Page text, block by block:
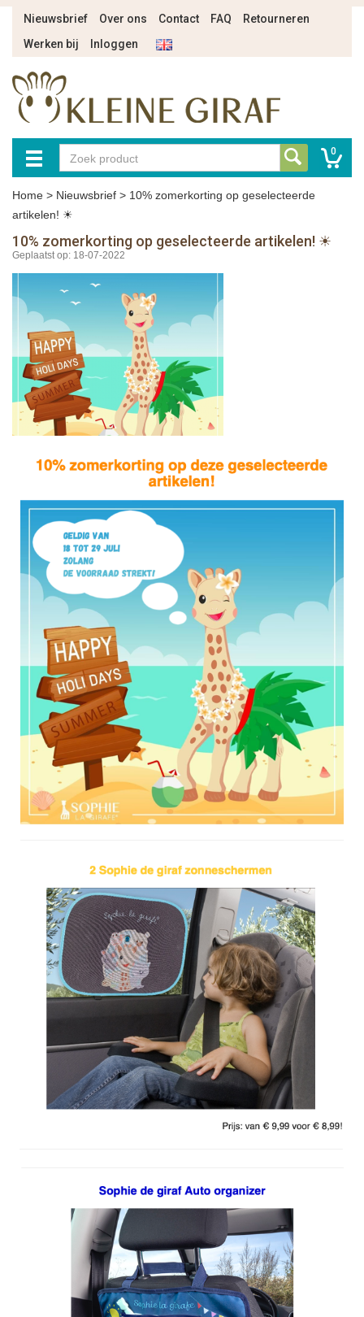
Nieuwsbrief Over ons Contact FAQ
Retourneren
Werken bij
Inloggen
0
Home > Nieuwsbrief > 10% zomerkorting op geselecteerde
artikelen! ☀
10% zomerkorting op geselecteerde artikelen! ☀
Geplaatst op: 18-07-2022